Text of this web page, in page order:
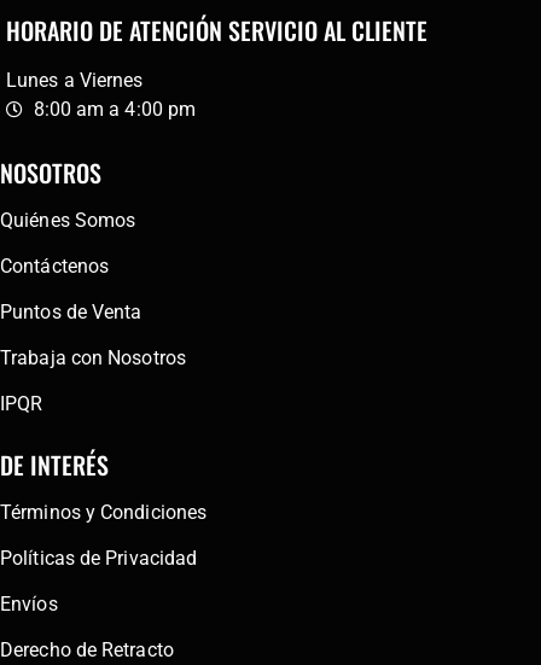
HORARIO DE ATENCIÓN SERVICIO AL CLIENTE
Lunes a Viernes
8:00 am a 4:00 pm
NOSOTROS
Quiénes Somos
Contáctenos
Puntos de Venta
Trabaja con Nosotros
IPQR
DE INTERÉS
Términos y Condiciones
Políticas de Privacidad
Envíos
Derecho de Retracto